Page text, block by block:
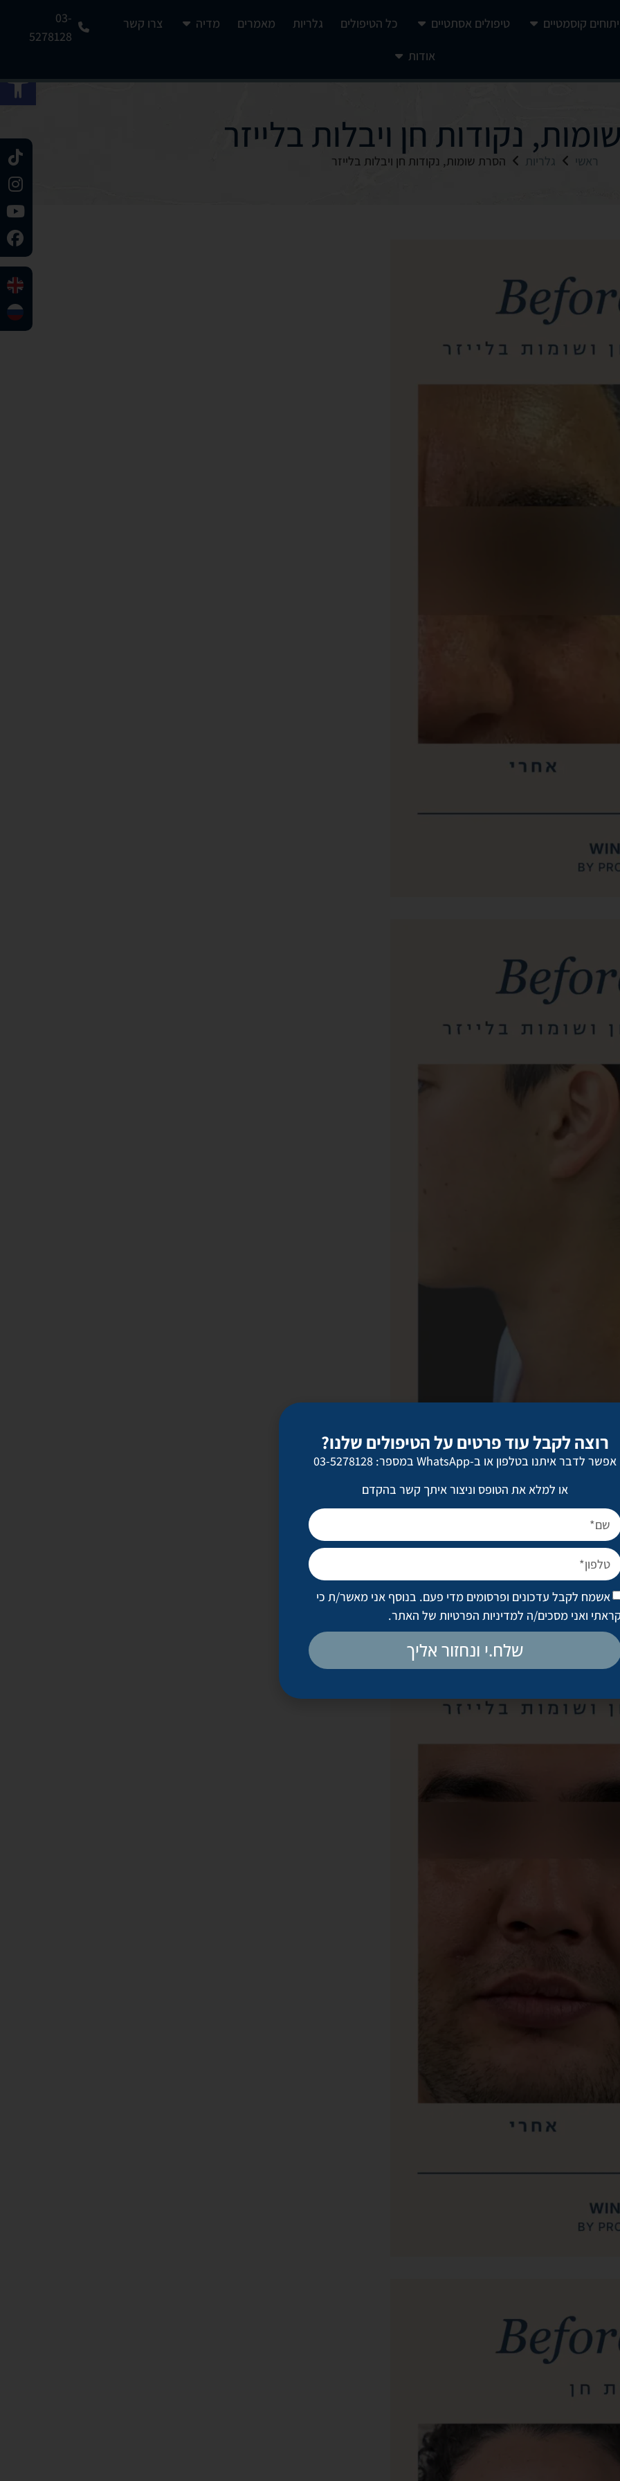
קוסמטיים טיפולים אסתטיים כל הטיפולים גלריות מאמרים מדיה צרו קשר
אודות
03-
5278128
נקודות חן ויבלות בלייזר
ראשי גלריות הסרת שומות, נקודות חן ויבלות בלייזר
רוצה לקבל עוד פרטים על הטיפולים שלנו?
אפשר לדבר איתנו בטלפון או ב-WhatsApp במספר: 03-5278128
או למלא את הטופס וניצור איתך קשר בהקדם
אשמח לקבל עדכונים ופרסומים מדי פעם. בנוסף אני מאשר/ת כי
ואני מסכים/ה למדיניות הפרטיות של האתר.
שלח.י ונחזור אליך